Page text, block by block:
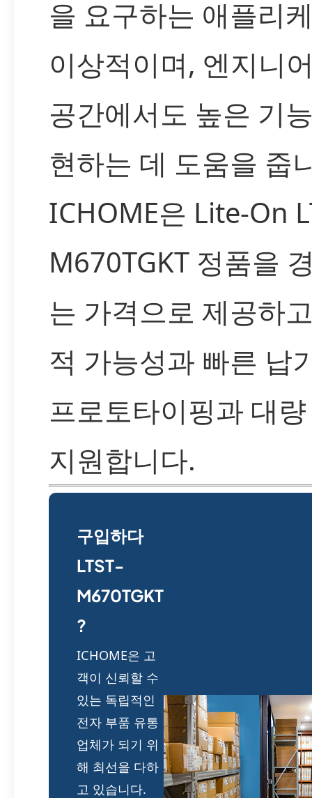
을 요구하는 애플리
이상적이며, 엔지니
공간에서도 높은 기
현하는 데 도움을 줍
ICHOME은 Lite-On
M670TGKT 정품을
는 가격으로 제공하
적 가능성과 빠른 납
프로토타이핑과 대
지원합니다.
구입하다
LTST-
M670TGKT
?
ICHOME은 고
객이 신뢰할 수
있는 독립적인
전자 부품 유통
업체가 되기 위
해 최선을 다하
고 있습니다.